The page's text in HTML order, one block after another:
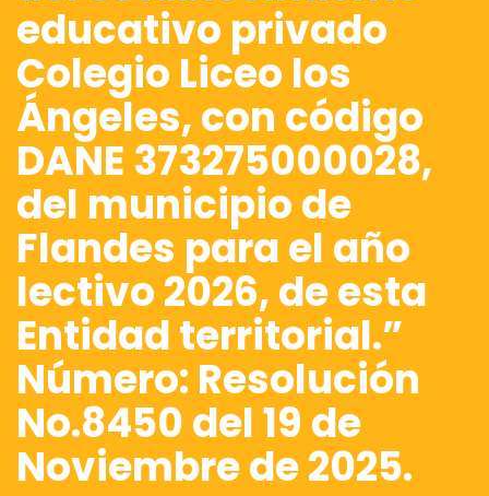
educativo privado
Colegio Liceo los
Ángeles, con código
DANE 373275000028,
del municipio de
Flandes para el año
lectivo 2026, de esta
Entidad territorial.”
Número: Resolución
No.8450 del 19 de
Noviembre de 2025.